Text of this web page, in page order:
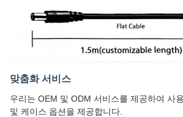
맞춤화 서비스
우리는 OEM 및 ODM 서비스를 제공하여 사
및 케이스 옵션을 제공합니다.